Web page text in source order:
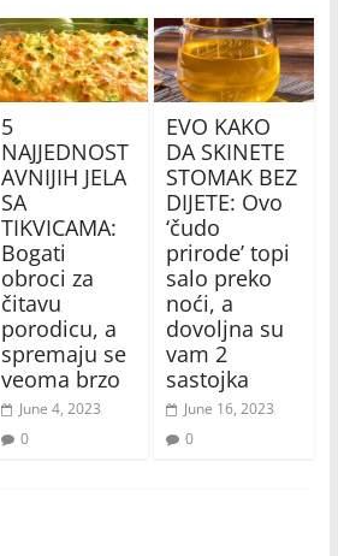
5
NAJJEDNOST
AVNIJIH JELA
SA
TIKVICAMA:
Bogati
obroci za
čitavu
porodicu, a
spremaju se
veoma brzo
June 4, 2023
0
EVO KAKO
DA SKINETE
STOMAK BEZ
DIJETE: Ovo
‘čudo
prirode’ topi
salo preko
noći, a
dovoljna su
vam 2
sastojka
June 16, 2023
0